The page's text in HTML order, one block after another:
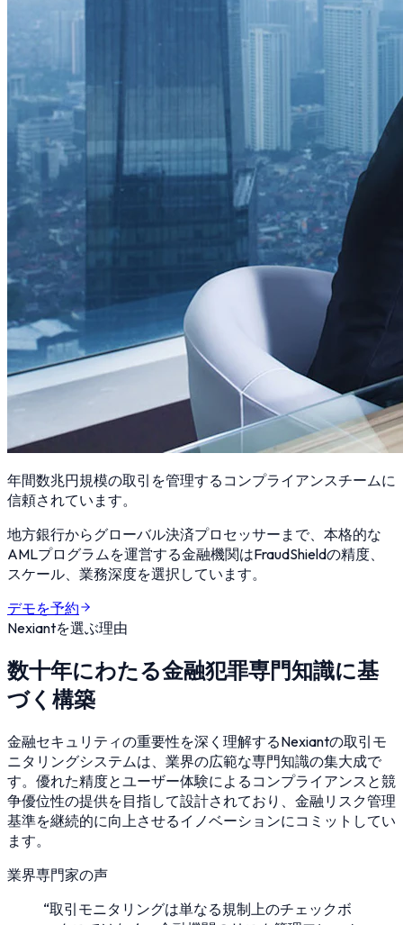
年間数兆円規模の取引を管理するコンプライアンスチームに
信頼されています。
地方銀行からグローバル決済プロセッサーまで、本格的な
AMLプログラムを運営する金融機関はFraudShieldの精度、
スケール、業務深度を選択しています。
デモを予約
Nexiantを選ぶ理由
数十年にわたる金融犯罪専門知識に基
づく構築
金融セキュリティの重要性を深く理解するNexiantの取引モ
ニタリングシステムは、業界の広範な専門知識の集大成で
す。優れた精度とユーザー体験によるコンプライアンスと競
争優位性の提供を目指して設計されており、金融リスク管理
基準を継続的に向上させるイノベーションにコミットしてい
ます。
業界専門家の声
“取引モニタリングは単なる規制上のチェックボ